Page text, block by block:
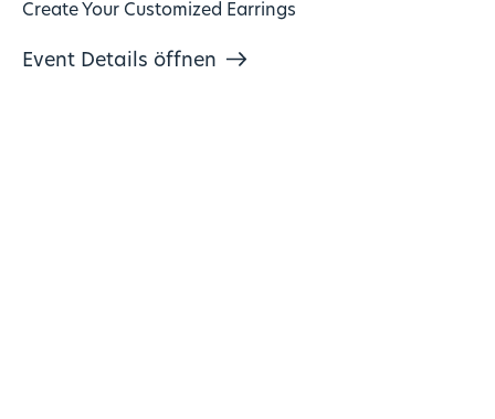
Create Your Customized Earrings
Event Details öffnen